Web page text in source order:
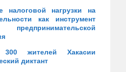
налоговой нагрузки на
как инструмент
300 жителей Хакасии
диктант